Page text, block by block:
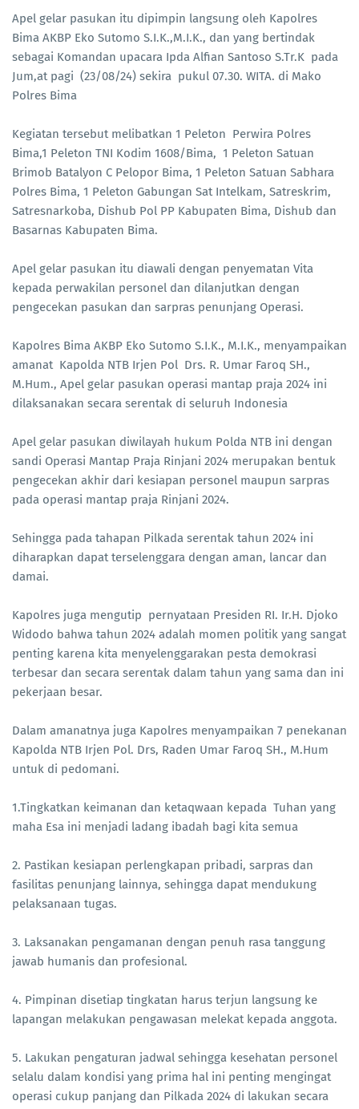
Apel gelar pasukan itu dipimpin langsung oleh Kapolres
Bima AKBP Eko Sutomo S.I.K.,M.I.K., dan yang bertindak
sebagai Komandan upacara Ipda Alfian Santoso S.Tr.K pada
Jum,at pagi (23/08/24) sekira pukul 07.30. WITA. di Mako
Polres Bima
Kegiatan tersebut melibatkan 1 Peleton Perwira Polres
Bima,1 Peleton TNI Kodim 1608/Bima, 1 Peleton Satuan
Brimob Batalyon C Pelopor Bima, 1 Peleton Satuan Sabhara
Polres Bima, 1 Peleton Gabungan Sat Intelkam, Satreskrim,
Satresnarkoba, Dishub Pol PP Kabupaten Bima, Dishub dan
Basarnas Kabupaten Bima.
Apel gelar pasukan itu diawali dengan penyematan Vita
kepada perwakilan personel dan dilanjutkan dengan
pengecekan pasukan dan sarpras penunjang Operasi.
Kapolres Bima AKBP Eko Sutomo S.I.K., M.I.K., menyampaikan
amanat Kapolda NTB Irjen Pol Drs. R. Umar Faroq SH.,
M.Hum., Apel gelar pasukan operasi mantap praja 2024 ini
dilaksanakan secara serentak di seluruh Indonesia
Apel gelar pasukan diwilayah hukum Polda NTB ini dengan
sandi Operasi Mantap Praja Rinjani 2024 merupakan bentuk
pengecekan akhir dari kesiapan personel maupun sarpras
pada operasi mantap praja Rinjani 2024.
Sehingga pada tahapan Pilkada serentak tahun 2024 ini
diharapkan dapat terselenggara dengan aman, lancar dan
damai.
Kapolres juga mengutip pernyataan Presiden RI. Ir.H. Djoko
Widodo bahwa tahun 2024 adalah momen politik yang sangat
penting karena kita menyelenggarakan pesta demokrasi
terbesar dan secara serentak dalam tahun yang sama dan ini
pekerjaan besar.
Dalam amanatnya juga Kapolres menyampaikan 7 penekanan
Kapolda NTB Irjen Pol. Drs, Raden Umar Faroq SH., M.Hum
untuk di pedomani.
1.Tingkatkan keimanan dan ketaqwaan kepada Tuhan yang
maha Esa ini menjadi ladang ibadah bagi kita semua
2. Pastikan kesiapan perlengkapan pribadi, sarpras dan
fasilitas penunjang lainnya, sehingga dapat mendukung
pelaksanaan tugas.
3. Laksanakan pengamanan dengan penuh rasa tanggung
jawab humanis dan profesional.
4. Pimpinan disetiap tingkatan harus terjun langsung ke
lapangan melakukan pengawasan melekat kepada anggota.
5. Lakukan pengaturan jadwal sehingga kesehatan personel
selalu dalam kondisi yang prima hal ini penting mengingat
operasi cukup panjang dan Pilkada 2024 di lakukan secara